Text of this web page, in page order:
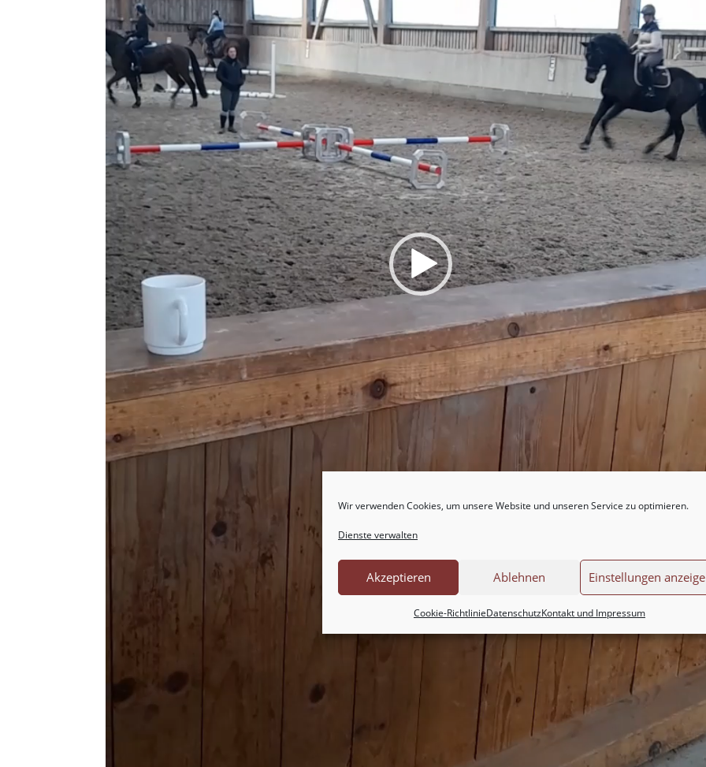
Wir verwenden Cookies, um unsere Website und unseren Service zu optimieren.
Dienste verwalten
Akzeptieren Ablehnen Einstellungen
Cookie-RichtlinieDatenschutzKontakt und Impressum